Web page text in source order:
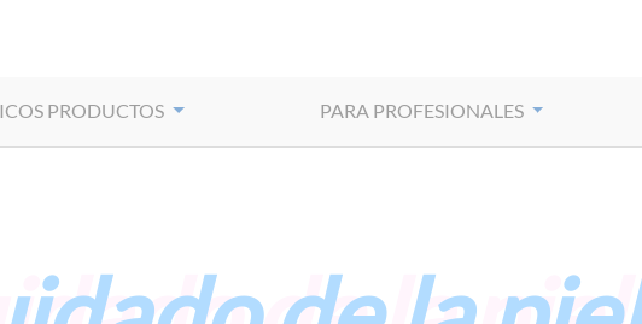
PRODUCTOS PARA PROFESIONALES